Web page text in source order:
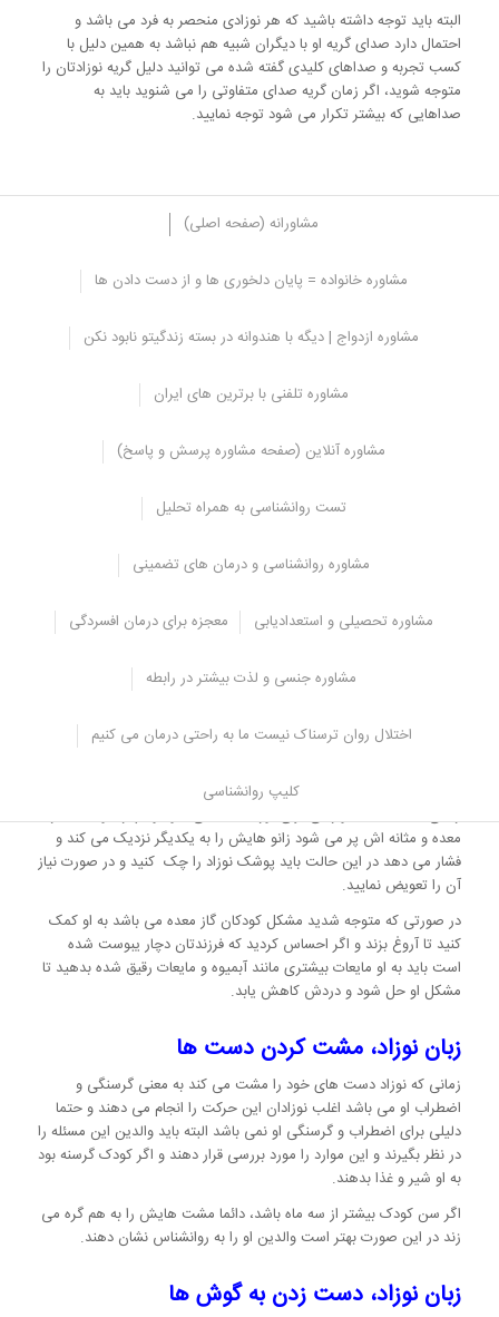
البته باید توجه داشته باشید که هر نوزادی منحصر به فرد می باشد و
احتمال دارد صدای گریه او با دیگران شبیه هم نباشد به همین دلیل با
کسب تجربه و صداهای کلیدی گفته شده می توانید دلیل گریه نوزادتان را
متوجه شوید، اگر زمان گریه صدای متفاوتی را می شنوید باید به
صداهایی که بیشتر تکرار می شود توجه نمایید.
مشاورانه (صفحه اصلی)
مشاوره خانواده = پایان دلخوری ها و از دست دادن ها
مشاوره ازدواج | دیگه با هندوانه در بسته زندگیتو نابود نکن
مشاوره تلفنی با برترین های ایران
مشاوره آنلاین (صفحه مشاوره پرسش و پاسخ)
تست روانشناسی به همراه تحلیل
مشاوره روانشناسی و درمان های تضمینی
مشاوره تحصیلی و استعدادیابی معجزه برای درمان افسردگی
مشاوره جنسی و لذت بیشتر در رابطه
اختلال روان ترسناک نیست ما به راحتی درمان می کنیم
کلیپ روانشناسی
زبان نوزاد، معنای حرکات نوزادان
نوزادان حرکت های متفاوتی از خود نشان می دهند که می توانند معنای
متفاوت و خاصی داشته باشد در ادامه این مقاله به طور مفصل این حرکات
را مورد بررسی قرار می دهیم، البته برخی از این حرکات به تدریج از بین
نیازهای خود را به صورت زبانی بیان کند.
زبان نوزاد، رفلکس تکان دادن بازو
احساس تنهایی و عدم پشتیبانی به صورت ناگهانی تجربه می کند و در این
قرار دهید تا احساس امنیت بیشتری کند و احساس تنهایی و عدم
زبان نوزاد، فشردن و نزدیک کردن زانو ها به
زمانی که مشکلات گوارشی برای نوزاد ایجاد می شود و دچار یبوست، گاز
معده و مثانه اش پر می شود زانو هایش را به یکدیگر نزدیک می کند و
فشار می دهد در این حالت باید پوشک نوزاد را چک کنید و در صورت نیاز
آن را تعویض نمایید.
در صورتی که متوجه شدید مشکل کودکان گاز معده می باشد به او کمک
کنید تا آروغ بزند و اگر احساس کردید که فرزندتان دچار یبوست شده
است باید به او مایعات بیشتری مانند آبمیوه و مایعات رقیق شده بدهید تا
مشکل او حل شود و دردش کاهش یابد.
زبان نوزاد، مشت کردن دست ها
زمانی که نوزاد دست های خود را مشت می کند به معنی گرسنگی و
اضطراب او می باشد اغلب نوزادان این حرکت را انجام می دهند و حتما
دلیلی برای اضطراب و گرسنگی او نمی باشد البته باید والدین این مسئله را
در نظر بگیرند و این موارد را مورد بررسی قرار دهند و اگر کودک گرسنه بود
به او شیر و غذا بدهند.
اگر سن کودک بیشتر از سه ماه باشد، دائما مشت هایش را به هم گره می
زند در این صورت بهتر است والدین او را به روانشناس نشان دهند.
زبان نوزاد، دست زدن به گوش ها